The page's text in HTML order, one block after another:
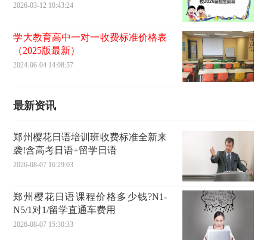
2026-03-12 10:43:24
学大教育高中一对一收费标准价格表
（2025版最新）
2024-06-04 14:08:57
最新资讯
郑州樱花日语培训班收费标准全新来
袭!含高考日语+留学日语
2026-08-07 16:29:03
郑州樱花日语课程价格多少钱?N1-
N5/1对1/留学直通车费用
2026-08-07 15:30:33